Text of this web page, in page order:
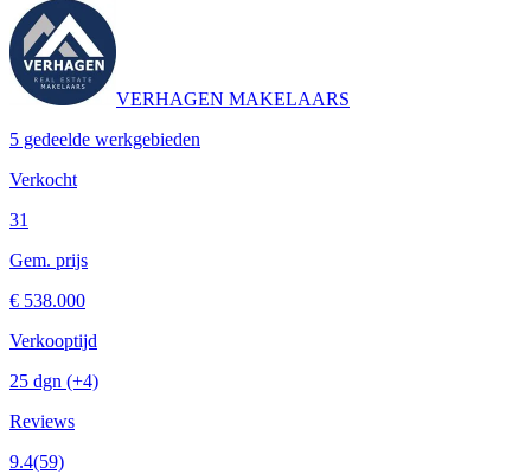
VERHAGEN MAKELAARS
5 gedeelde werkgebieden
Verkocht
31
Gem. prijs
€ 538.000
Verkooptijd
25 dgn (+4)
Reviews
9.4(59)